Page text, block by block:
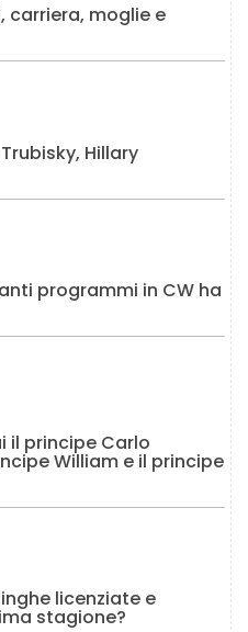
carriera, moglie e
Hillary
programmi in CW ha
il principe Carlo
William e il principe
licenziate e
stagione?